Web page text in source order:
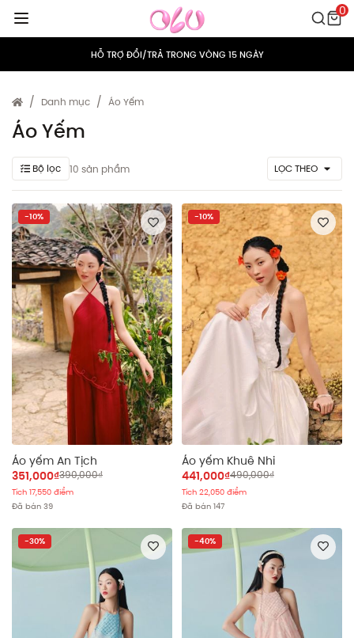
0
MIỄN PHÍ VẬN CHUYỂN CHO MỌI ĐƠN HÀNG
HỖ TRỢ ĐỔI/TRẢ TRONG VÒNG 15 NGÀY
TÍCH ĐIỂM 5% CHO MỌI ĐƠN HÀNG
Danh mục Áo Yếm
Áo Yếm
Bộ lọc 10 sản phẩm LỌC THEO
-10%
Áo yếm An Tịch
351,000₫390,000₫
Tích 17,550 điểm
Đã bán 39
-10%
Áo yếm Khuê Nhi
441,000₫490,000₫
Tích 22,050 điểm
Đã bán 147
-30% -40%